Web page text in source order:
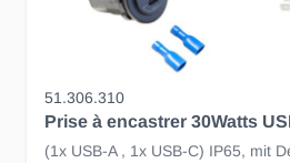
51.306.310
Prise à encastrer 30Watts
(1x USB-A , 1x USB-C) IP65, mit